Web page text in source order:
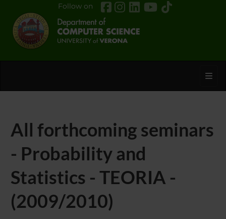
Follow on
All forthcoming seminars
- Probability and
Statistics - TEORIA -
(2009/2010)